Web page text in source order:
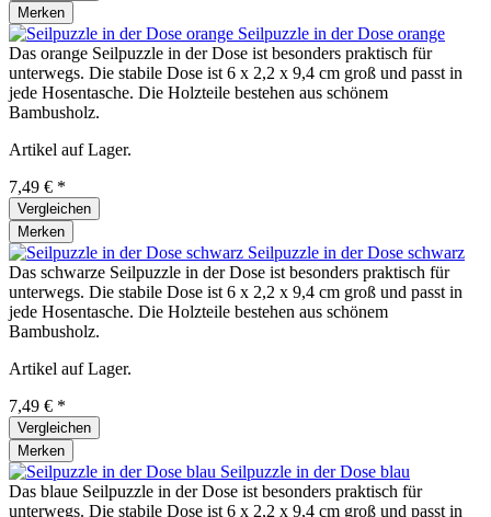
Merken
Seilpuzzle in der Dose orange
Das orange Seilpuzzle in der Dose ist besonders praktisch für
unterwegs. Die stabile Dose ist 6 x 2,2 x 9,4 cm groß und passt in
jede Hosentasche. Die Holzteile bestehen aus schönem
Bambusholz.
Artikel auf Lager.
7,49 € *
Vergleichen
Merken
Seilpuzzle in der Dose schwarz
Das schwarze Seilpuzzle in der Dose ist besonders praktisch für
unterwegs. Die stabile Dose ist 6 x 2,2 x 9,4 cm groß und passt in
jede Hosentasche. Die Holzteile bestehen aus schönem
Bambusholz.
Artikel auf Lager.
7,49 € *
Vergleichen
Merken
Seilpuzzle in der Dose blau
Das blaue Seilpuzzle in der Dose ist besonders praktisch für
unterwegs. Die stabile Dose ist 6 x 2,2 x 9,4 cm groß und passt in